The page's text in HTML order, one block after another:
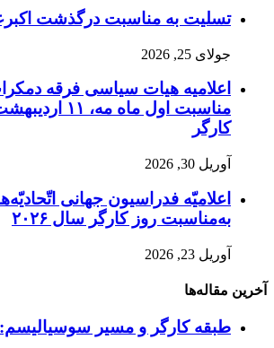
تسلیت به مناسبت درگذشت
جولای 25, 2026
اعلامیه هیات سیاسی فرقه
مناسبت اول ماه
کارگر
آوریل 30, 2026
اعلامیّه فدراسیون جهانی
به‌مناسبت روز کارگر سال ۲۰۲۶
آوریل 23, 2026
آخرین مقاله‌ها
طبقه کارگر و مسیر سوسیالیسم: